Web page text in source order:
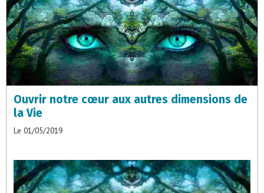
Ouvrir notre cœur aux autres dimensions de
la Vie
Le 01/05/2019